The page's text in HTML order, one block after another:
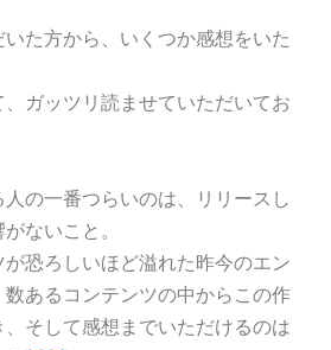
た方から、いくつか感想をいた
ガッツリ読ませていただいてお
の一番つらいのは、リリースし
ないこと。
恐ろしいほど溢れた昨今のエン
あるコンテンツの中からこの作
そして感想までいただけるのは